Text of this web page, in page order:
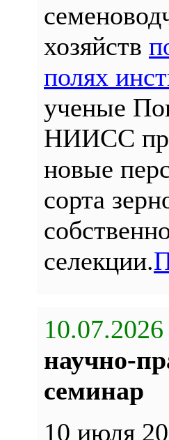
хозяйств
полях
ученые
НИИСС
новые
сорта
селекции.
10.07.2026
научно-
семинар
10 июля